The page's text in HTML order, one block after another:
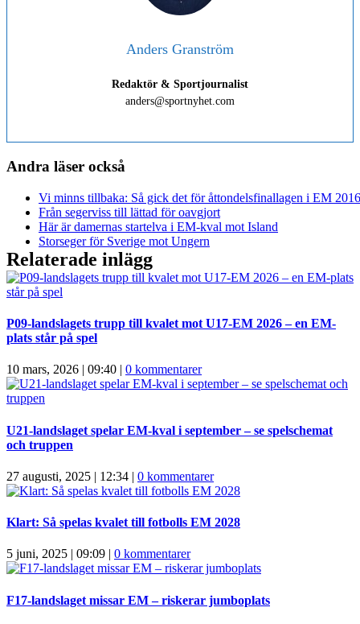
Anders Granström
Redaktör & Sportjournalist
anders@sportnyhet.com
Andra läser också
Vi minns tillbaka: Så gick det för åttondelsfinallagen i EM 2016
Från segerviss till lättad för oavgjort
Här är damernas startelva i EM-kval mot Island
Storseger för Sverige mot Ungern
Relaterade inlägg
P09-landslagets trupp till kvalet mot U17-EM 2026 – en EM-
plats står på spel
10 mars, 2026 | 09:40 | 0 kommentarer
U21-landslaget spelar EM-kval i september – se spelschemat
och truppen
27 augusti, 2025 | 12:34 | 0 kommentarer
Klart: Så spelas kvalet till fotbolls EM 2028
5 juni, 2025 | 09:09 0 kommentarer
F17-landslaget missar EM – riskerar jumboplats